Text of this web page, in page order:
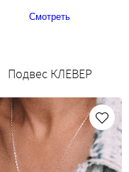
Смотреть
Подвес КЛЕВЕР